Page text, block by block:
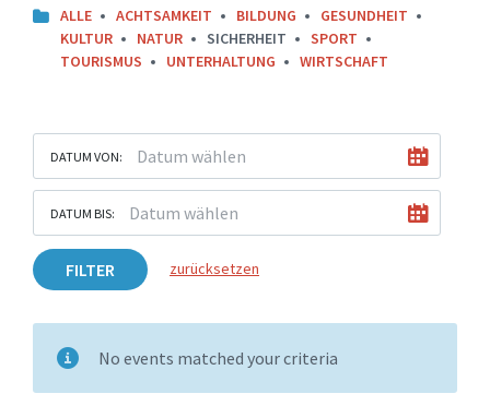
ALLE ACHTSAMKEIT BILDUNG
GESUNDHEIT
KULTUR
NATUR SICHERHEIT
SPORT
TOURISMUS
UNTERHALTUNG WIRTSCHAFT
DATUM VON:
DATUM BIS:
FILTER zurücksetzen
No events matched your criteria